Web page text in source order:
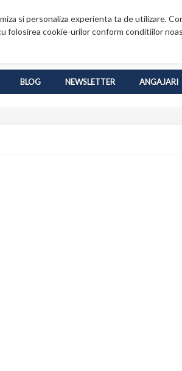
si personaliza experienta ta de utilizare.
folosirea cookie-urilor conform conditiilor
BLOG NEWSLETTER ANGAJARI